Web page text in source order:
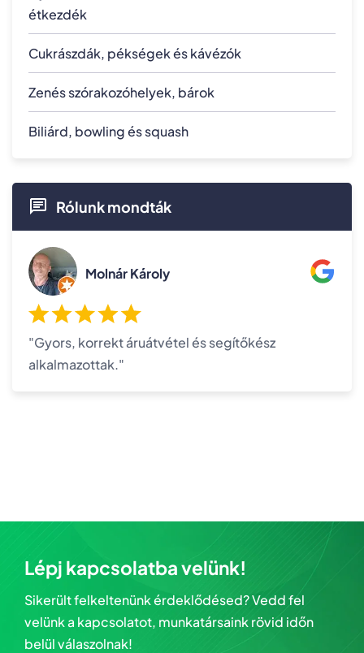
étkezdék
Cukrászdák, pékségek és kávézók
Zenés szórakozóhelyek, bárok
Biliárd, bowling és squash
Rólunk mondták
Molnár Károly
"Gyors, korrekt áruátvétel és segítőkész
alkalmazottak."
Lépj kapcsolatba velünk!
Sikerült felkeltenünk érdeklődésed? Vedd fel
velünk a kapcsolatot, munkatársaink rövid időn
belül válaszolnak!